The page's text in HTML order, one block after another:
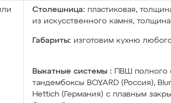
Столешница: пластиковая,
из искусственного камня,
Габариты: изготовим кухню
Выкатные системы :
ПВШ полного
тандембоксы BOYARD (Россия),
Hettich (Германия) с плавным